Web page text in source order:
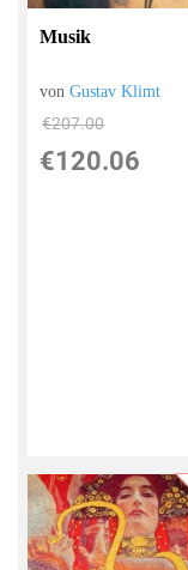
Musik
vonGustav Klimt
€207.00
€120.06